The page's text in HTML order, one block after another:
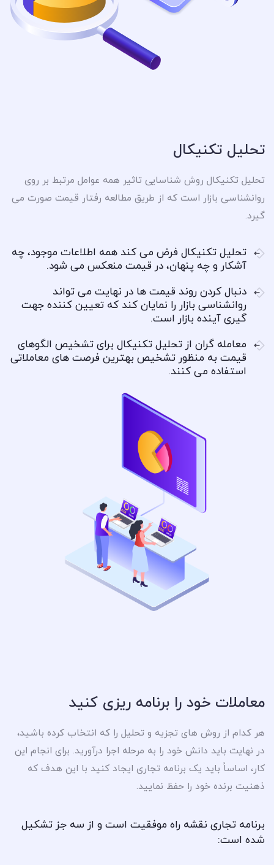
تحلیل تکنیکال
تحلیل تکنیکال روش شناسایی تاثیر همه عوامل مرتبط بر روی
روانشناسی بازار است که از طریق مطالعه رفتار قیمت صورت می
گیرد.
تحلیل تکنیکال فرض می کند همه اطلاعات موجود، چه
آشکار و چه پنهان، در قیمت منعکس می شود.
دنبال کردن روند قیمت ها در نهایت می تواند
روانشناسی بازار را نمایان کند که تعیین کننده جهت
گیری آینده بازار است.
معامله گران از تحلیل تکنیکال برای تشخیص الگوهای
قیمت به منظور تشخیص بهترین فرصت های معاملاتی
استفاده می کنند.
معاملات خود را برنامه ریزی کنید
هر کدام از روش های تجزیه و تحلیل را که انتخاب کرده باشید،
در نهایت باید دانش خود را به مرحله اجرا درآورید. برای انجام این
کار، اساساً باید یک برنامه تجاری ایجاد کنید با این هدف که
ذهنیت برنده خود را حفظ نمایید.
برنامه تجاری نقشه راه موفقیت است و از سه جز تشکیل
شده است: